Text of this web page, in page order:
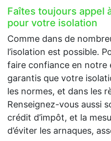
Faîtes toujours appel
pour votre isolation
Comme dans de
l’isolation est possible.
faire confiance en notre
garantis que votre
les normes, et dans les
Renseignez-vous aussi
crédit d’impôt, et la
d’éviter les arnaques,